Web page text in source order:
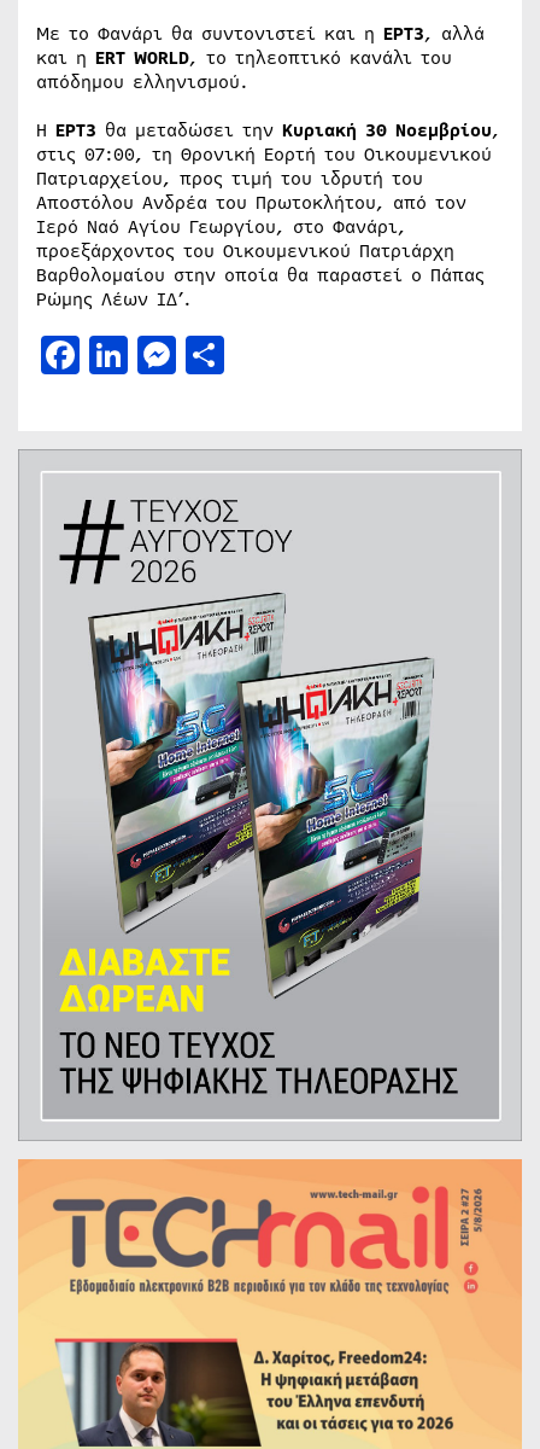
Με το Φανάρι θα συντονιστεί και η ΕΡΤ3, αλλά
και η ERT WORLD, το τηλεοπτικό κανάλι του
απόδημου ελληνισμού.
Η ΕΡΤ3 θα μεταδώσει την Κυριακή 30 Νοεμβρίου,
στις 07:00, τη Θρονική Εορτή του Οικουμενικού
Πατριαρχείου, προς τιμή του ιδρυτή του
Αποστόλου Ανδρέα του Πρωτοκλήτου, από τον
Ιερό Ναό Αγίου Γεωργίου, στο Φανάρι,
προεξάρχοντος του Οικουμενικού Πατριάρχη
Βαρθολομαίου στην οποία θα παραστεί ο Πάπας
Ρώμης Λέων ΙΔ’.
Facebook
LinkedIn
Messenger